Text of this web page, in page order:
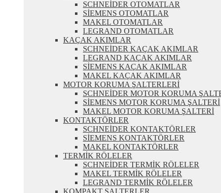
SCHNEİDER OTOMATLAR
SİEMENS OTOMATLAR
MAKEL OTOMATLAR
LEGRAND OTOMATLAR
KAÇAK AKIMLAR
SCHNEİDER KAÇAK AKIMLAR
LEGRAND KAÇAK AKIMLAR
SİEMENS KAÇAK AKIMLAR
MAKEL KAÇAK AKIMLAR
MOTOR KORUMA ŞALTERLERİ
SCHNEİDER MOTOR KORUMA
SİEMENS MOTOR KORUMA ŞALTERİ
MAKEL MOTOR KORUMA ŞALTERİ
KONTAKTÖRLER
SCHNEİDER KONTAKTÖRLER
SİEMENS KONTAKTÖRLER
MAKEL KONTAKTÖRLER
TERMİK RÖLELER
SCHNEİDER TERMİK RÖLELER
MAKEL TERMİK RÖLELER
LEGRAND TERMİK RÖLELER
KOMPAKT ŞALTERLER